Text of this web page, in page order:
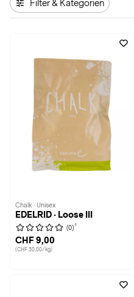
c
k
Filter & Kategorien
Chalk · Unisex
EDELRID · Loose III
(0) 1
CHF 9,00
(CHF 30,00/kg)